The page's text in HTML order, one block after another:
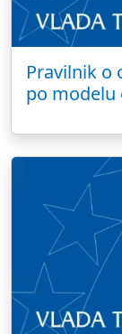
Pravilnik o
po modelu